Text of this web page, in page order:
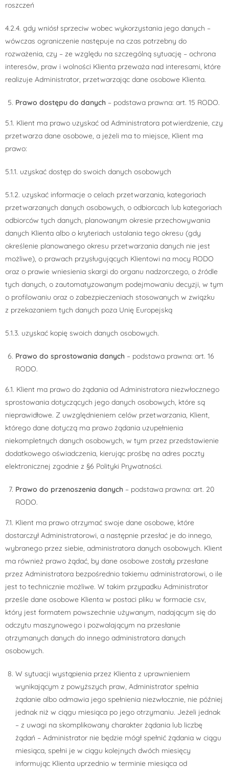
roszczeń
4.2.4. gdy wniósł sprzeciw wobec wykorzystania jego danych –
wówczas ograniczenie następuje na czas potrzebny do
rozważenia, czy – ze względu na szczególną sytuację – ochrona
interesów, praw i wolności Klienta przeważa nad interesami, które
realizuje Administrator, przetwarzając dane osobowe Klienta.
Prawo dostępu do danych – podstawa prawna: art. 15 RODO.
5.1. Klient ma prawo uzyskać od Administratora potwierdzenie, czy
przetwarza dane osobowe, a jeżeli ma to miejsce, Klient ma
prawo:
5.1.1. uzyskać dostęp do swoich danych osobowych
5.1.2. uzyskać informacje o celach przetwarzania, kategoriach
przetwarzanych danych osobowych, o odbiorcach lub kategoriach
odbiorców tych danych, planowanym okresie przechowywania
danych Klienta albo o kryteriach ustalania tego okresu (gdy
określenie planowanego okresu przetwarzania danych nie jest
możliwe), o prawach przysługujących Klientowi na mocy RODO
oraz o prawie wniesienia skargi do organu nadzorczego, o źródle
tych danych, o zautomatyzowanym podejmowaniu decyzji, w tym
o profilowaniu oraz o zabezpieczeniach stosowanych w związku
z przekazaniem tych danych poza Unię Europejską
5.1.3. uzyskać kopię swoich danych osobowych.
Prawo do sprostowania danych – podstawa prawna: art. 16
RODO.
6.1. Klient ma prawo do żądania od Administratora niezwłocznego
sprostowania dotyczących jego danych osobowych, które są
nieprawidłowe. Z uwzględnieniem celów przetwarzania, Klient,
którego dane dotyczą ma prawo żądania uzupełnienia
niekompletnych danych osobowych, w tym przez przedstawienie
dodatkowego oświadczenia, kierując prośbę na adres poczty
elektronicznej zgodnie z §6 Polityki Prywatności.
Prawo do przenoszenia danych – podstawa prawna: art. 20
RODO.
7.1. Klient ma prawo otrzymać swoje dane osobowe, które
dostarczył Administratorowi, a następnie przesłać je do innego,
wybranego przez siebie, administratora danych osobowych. Klient
ma również prawo żądać, by dane osobowe zostały przesłane
przez Administratora bezpośrednio takiemu administratorowi, o ile
jest to technicznie możliwe. W takim przypadku Administrator
prześle dane osobowe Klienta w postaci pliku w formacie csv,
który jest formatem powszechnie używanym, nadającym się do
odczytu maszynowego i pozwalającym na przesłanie
otrzymanych danych do innego administratora danych
osobowych.
W sytuacji wystąpienia przez Klienta z uprawnieniem
wynikającym z powyższych praw, Administrator spełnia
żądanie albo odmawia jego spełnienia niezwłocznie, nie później
jednak niż w ciągu miesiąca po jego otrzymaniu. Jeżeli jednak
– z uwagi na skomplikowany charakter żądania lub liczbę
żądań – Administrator nie będzie mógł spełnić żądania w ciągu
miesiąca, spełni je w ciągu kolejnych dwóch miesięcy
informując Klienta uprzednio w terminie miesiąca od